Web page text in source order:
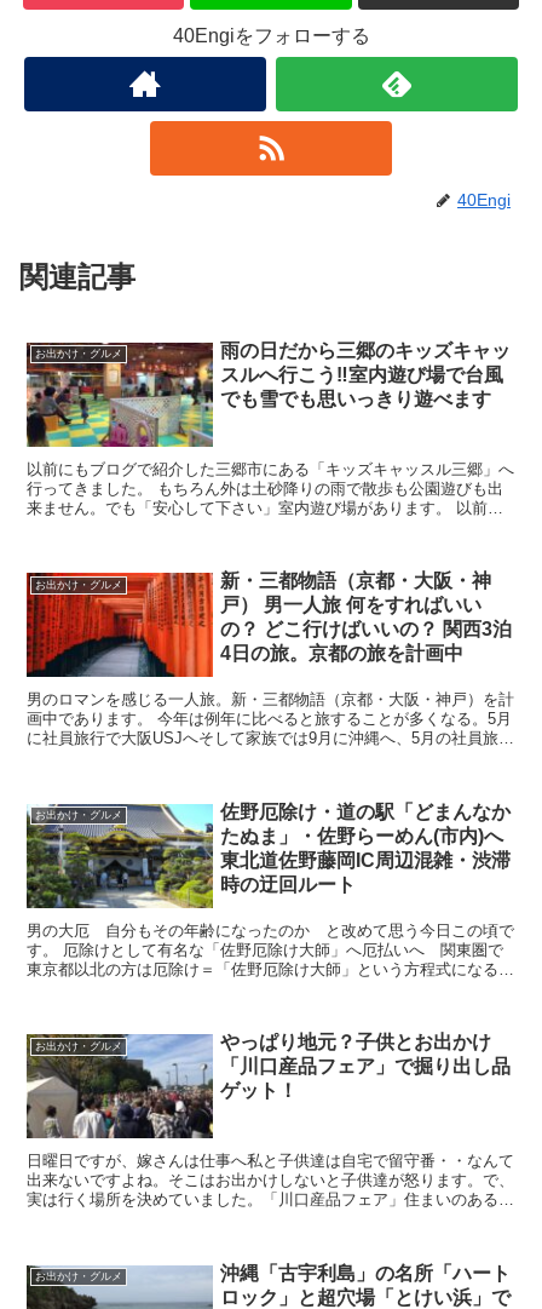
40Engiをフォローする
40Engi
関連記事
お出かけ・グルメ
雨の日だから三郷のキッズキャッ
スルへ行こう‼︎室内遊び場で台風
でも雪でも思いっきり遊べます
以前にもブログで紹介した三郷市にある「キッズキャッスル三郷」へ
行ってきました。 もちろん外は土砂降りの雨で散歩も公園遊びも出
来ません。でも「安心して下さい」室内遊び場があります。 以前と
お出かけ・グルメ
新・三都物語（京都・大阪・神
戸） 男一人旅 何をすればいい
の？ どこ行けばいいの？ 関西3泊
4日の旅。京都の旅を計画中
男のロマンを感じる一人旅。新・三都物語（京都・大阪・神戸）を計
画中であります。 今年は例年に比べると旅することが多くなる。5月
に社員旅行で大阪USJへそして家族では9月に沖縄へ、5月の社員旅行
お出かけ・グルメ
佐野厄除け・道の駅「どまんなか
たぬま」・佐野らーめん(市内)へ
東北道佐野藤岡IC周辺混雑・渋滞
時の迂回ルート
男の大厄 自分もその年齢になったのか と改めて思う今日この頃で
す。 厄除けとして有名な「佐野厄除け大師」へ厄払いへ 関東圏で
東京都以北の方は厄除け＝「佐野厄除け大師」という方程式になる方
お出かけ・グルメ
やっぱり地元？子供とお出かけ
「川口産品フェア」で掘り出し品
ゲット！
日曜日ですが、嫁さんは仕事へ私と子供達は自宅で留守番・・なんて
出来ないですよね。そこはお出かけしないと子供達が怒ります。で、
実は行く場所を決めていました。「川口産品フェア」住まいのある川
お出かけ・グルメ
沖縄「古宇利島」の名所「ハート
ロック」と超穴場「とけい浜」で